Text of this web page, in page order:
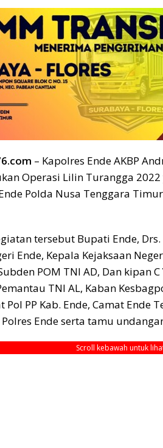
– Kapolres Ende AKBP
Operasi Lilin Turangga
Polda Nusa Tenggara
tersebut Bupati Ende,
Ende, Kepala Kejaksaan
POM TNI AD, Dan kipan
TNI AL, Kaban
Pol PP Kab. Ende, Camat Ende
Ende serta tamu
Scroll kebawah untuk